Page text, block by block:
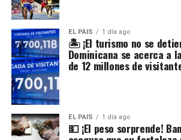
EL PAIS 1 día ago
🏝️ ¡El turismo no se
Dominicana se acerca a
de 12 millones de
EL PAIS 1 día ago
💵 ¡El peso sorprende!